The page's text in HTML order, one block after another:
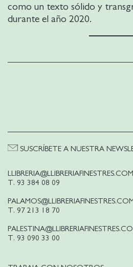
como un texto sólido y
durante el año 2020.
LLIBRERIA@LLIBRERIAFINESTRES.COM
T. 93 384 08 09
T. 97 213 18 70
T. 93 090 33 00
SUSCRÍBETE A NUESTRA